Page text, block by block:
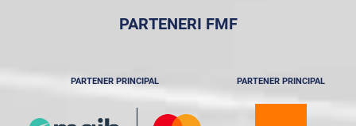
PARTENERI FMF
PARTENER PRINCIPAL PARTENER PRINCIPAL